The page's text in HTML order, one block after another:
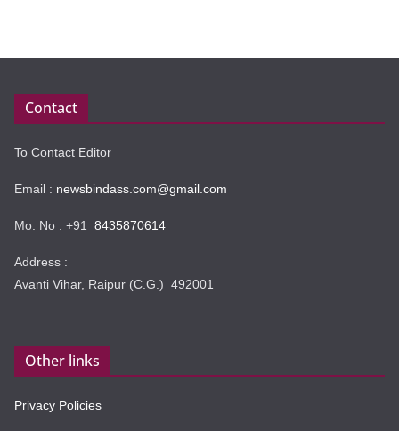
Contact
To Contact Editor
Email : newsbindass.com@gmail.com
Mo. No : +91 8435870614
Address :
Avanti Vihar, Raipur (C.G.) 492001
Other links
Privacy Policies